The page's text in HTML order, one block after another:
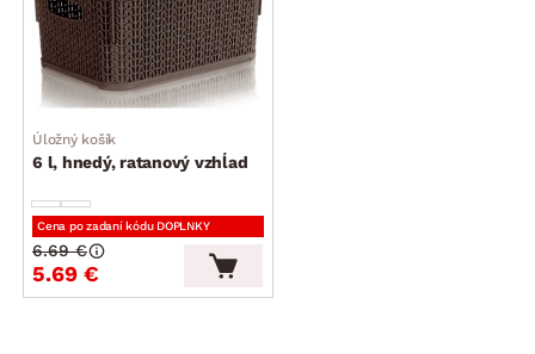
Úložný košík
6 l, hnedý, ratanový vzhĺad
Cena po zadaní kódu DOPLNKY
5.69 €
6.69 €